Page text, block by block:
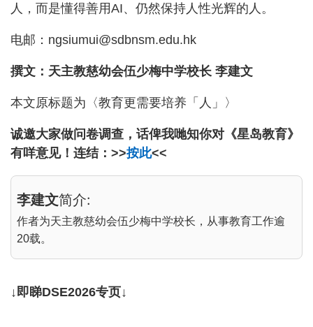
人，而是懂得善用AI、仍然保持人性光辉的人。
电邮： ngsiumui@sdbnsm.edu.hk
撰文：天主教慈幼会伍少梅中学校长 李建文
本文原标题为〈教育更需要培养「人」〉
诚邀大家做问卷调查，话俾我哋知你对《星岛教育》
有咩意见！连结：>>按此<<
李建文简介:
作者为天主教慈幼会伍少梅中学校长，从事教育工作逾
20载。
↓即睇DSE2026专页↓